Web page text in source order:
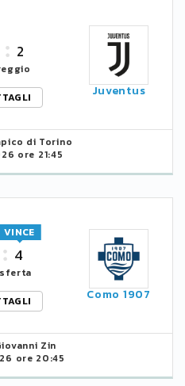
2
Juventus
di Torino
ore 21:45
4
VINCE
Como 1907
Zin
ore 20:45